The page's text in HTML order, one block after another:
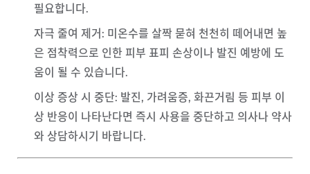
필요합니다.
자극 줄여 제거 : 미온수를 살짝 묻혀 천천히 떼어내면 높
은 점착력으로 인한 피부 표피 손상이나 발진 예방에 도
움이 될 수 있습니다.
이상 증상 시 중단: 발진, 가려움증, 화끈거림 등 피부 이
상 반응이 나타난다면 즉시 사용을 중단하고 의사나 약사
와 상담하시기 바랍니다.